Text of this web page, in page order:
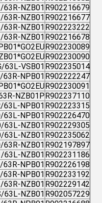
R902216679
63R-NZB01
R902216677
63R-NZB01
R902223222
63R-NZB01
R902216678
63R-NZB01
R902230089
R902230090
R902235014
63L-VSB01
R902222247
63R-NPB01
R902230091
R902237110
NZB01P
R902223315
63L-NPB01
R902226470
63L-NPB01
R902229305
63L-NZB01
R902235062
63L-NZB01
R902197897
63R-NZB01
R902231186
63L-NZB01
R902226198
63R-NPB01
R902233192
63R-NPB01
R902229142
63R-NZB01
R902057229
63L-NZB01